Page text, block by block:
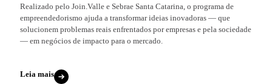
Realizado pelo Join.Valle e Sebrae Santa Catarina, o programa de
empreendedorismo ajuda a transformar ideias inovadoras — que
solucionem problemas reais enfrentados por empresas e pela sociedade
— em negócios de impacto para o mercado.
Leia mais